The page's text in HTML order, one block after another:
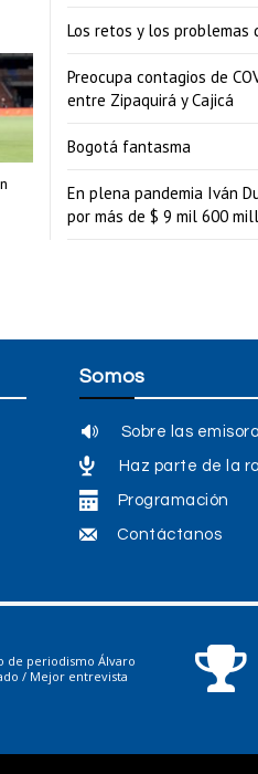
Los retos y los problemas
Preocupa contagios de
entre Zipaquirá y Cajicá
Bogotá fantasma
En plena pandemia Iván
por más de $ 9 mil 600
Somos
Sobre las
Haz parte de la
Programación
Contáctanos
de periodismo Álvaro
/ Mejor entrevista